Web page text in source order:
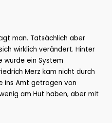
man. Tatsächlich aber
wirklich verändert. Hinter
wurde ein System
Merz kam nicht durch
ins Amt getragen von
am Hut haben, aber mit